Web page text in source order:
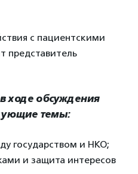
с пациентскими
представитель
ходе обсуждения
темы:
государством и НКО;
и защита интересов